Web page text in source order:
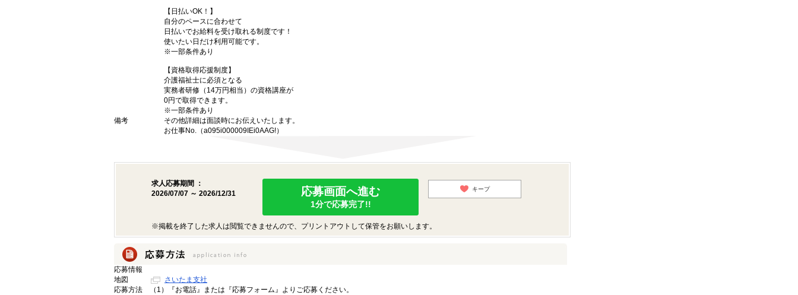
【日払いOK！】
自分のペースに合わせて
日払いでお給料を受け取れる制度です！
使いたい日だけ利用可能です。
※一部条件あり
【資格取得応援制度】
介護福祉士に必須となる
実務者研修（14万円相当）の資格講座が
0円で取得できます。
※一部条件あり
備考
その他詳細は面談時にお伝えいたします。
お仕事No.（a095i000009IEi0AAG!）
求人応募期間 ：
2026/07/07 ～ 2026/12/31
応募画面へ進む
1分で応募完了!!
キープ
※掲載を終了した求人は閲覧できませんので、プリントアウトして保管をお願いします。
応募情報
地図
さいたま支社
応募方法
（1）『お電話』または『応募フォーム』よりご応募ください。